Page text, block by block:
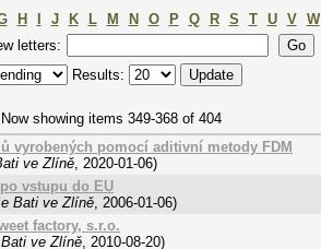
H J K L M N O P Q R S T U V W
letters:
Results:
Now showing items 349-368 of 404
vyrobených pomocí aditivní metody FDM
ve Zlíně, 2020-01-06)
vstupu do EU
Bati ve Zlíně, 2006-01-06)
factory, s.r.o.
ve Zlíně, 2010-08-20)